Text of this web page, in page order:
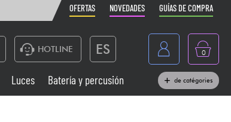
OFERTAS NOVEDADES GUÍAS DE COMPRA
HOTLINE ES
France
Belgique
0
Luces Batería y percusión de catégories